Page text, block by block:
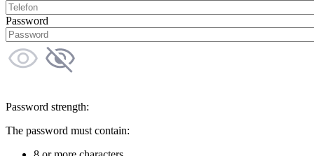
Password
Password strength:
The password must contain: